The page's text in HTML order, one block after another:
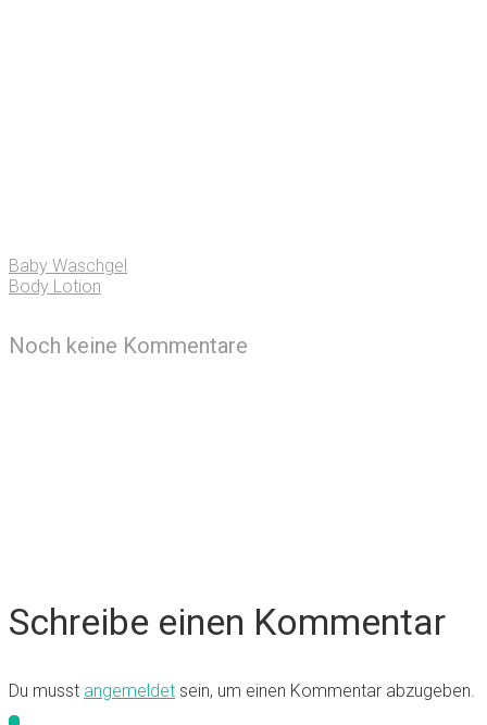
Baby Waschgel
Body Lotion
Noch keine Kommentare
Schreibe einen Kommentar
Du musst angemeldet sein, um einen Kommentar abzugeben.